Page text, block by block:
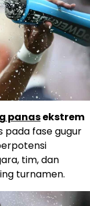
panasekstrem
pada fase gugur
tim, dan
turnamen.